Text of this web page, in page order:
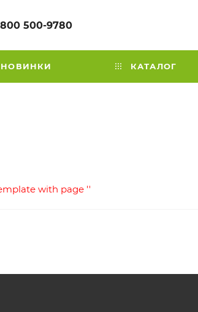
500-9780
НОВИНКИ КАТАЛОГ
with page ''